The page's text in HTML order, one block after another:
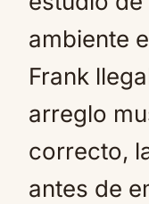
ambiente
Frank
arreglo
correcto,
antes de